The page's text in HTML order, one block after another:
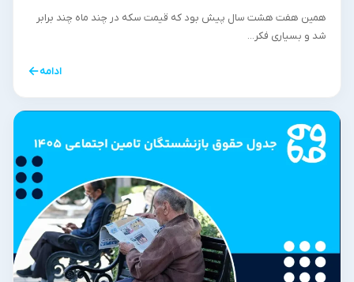
همین هفت هشت سال پیش بود که قیمت سکه در چند ماه چند برابر
شد و بسیاری فکر...
ادامه←